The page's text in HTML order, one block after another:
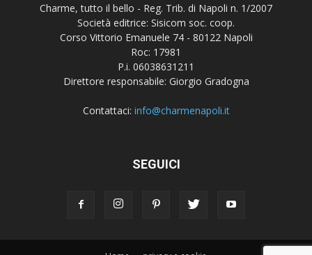
Charme, tutto il bello - Reg. Trib. di Napoli n. 1/2007
Società editrice: Sisicom soc. coop.
Corso Vittorio Emanuele 74 - 80122 Napoli
Roc: 17981
P.i. 06038631211
Direttore responsabile: Giorgio Gradogna
Contattaci: info@charmenapoli.it
SEGUICI